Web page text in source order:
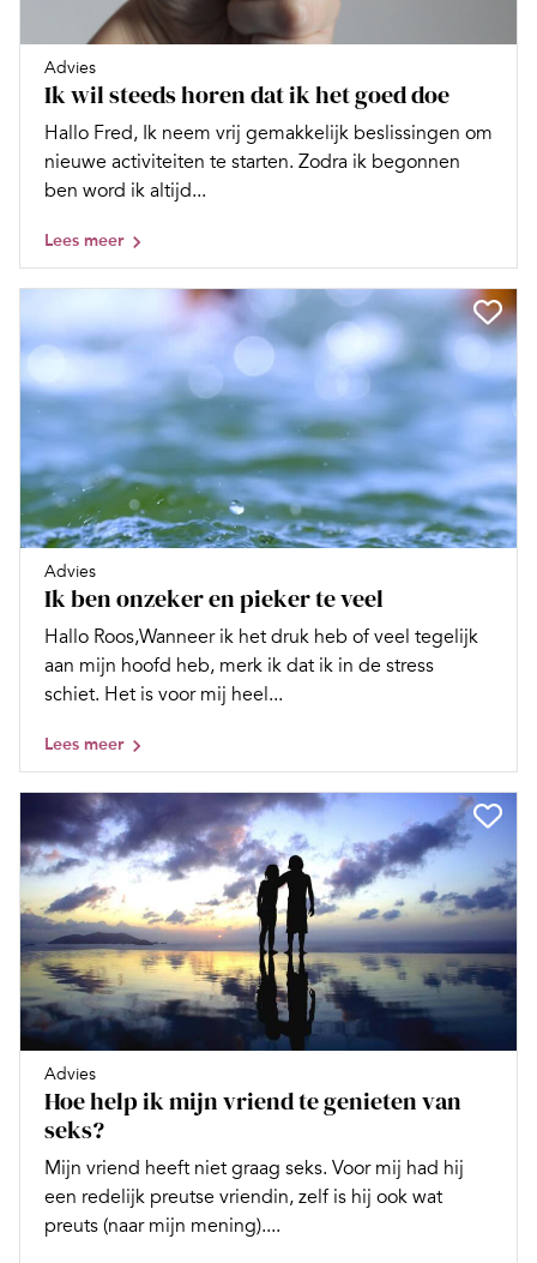
Advies
Ik wil steeds horen dat ik het goed doe
Hallo Fred, Ik neem vrij gemakkelijk beslissingen om
nieuwe activiteiten te starten. Zodra ik begonnen
ben word ik altijd...
Lees meer
Advies
Ik ben onzeker en pieker te veel
Hallo Roos,Wanneer ik het druk heb of veel tegelijk
aan mijn hoofd heb, merk ik dat ik in de stress
schiet. Het is voor mij heel...
Lees meer
Advies
Hoe help ik mijn vriend te genieten van
seks?
Mijn vriend heeft niet graag seks. Voor mij had hij
een redelijk preutse vriendin, zelf is hij ook wat
preuts (naar mijn mening)....